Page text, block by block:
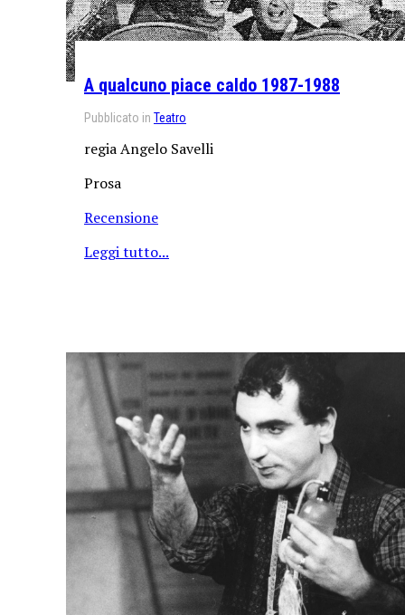
A qualcuno piace caldo 1987-1988
Pubblicato in Teatro
regia Angelo Savelli
Prosa
Recensione
Leggi tutto...